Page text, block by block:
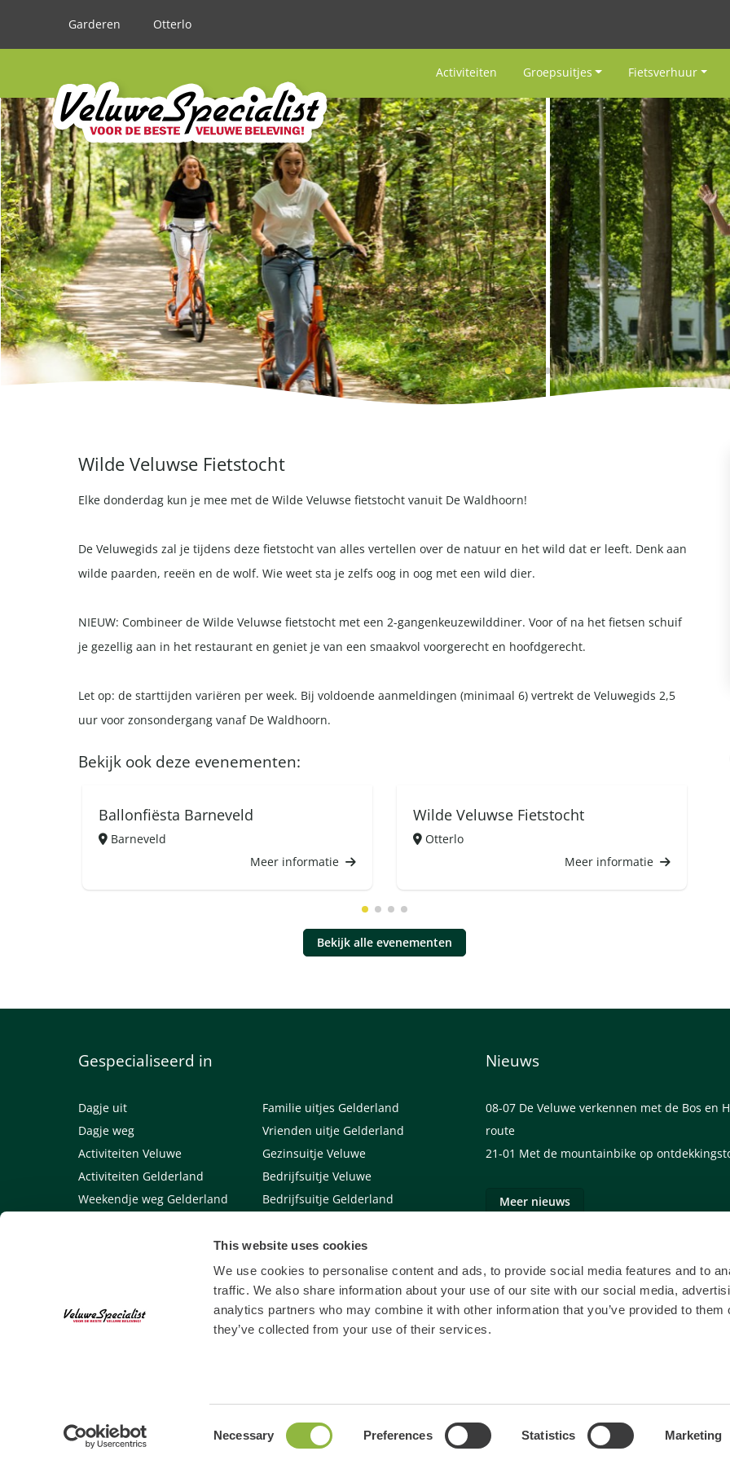
This website uses cookies
We use cookies to personalise content and ads, to provide social media features and to
traffic. We also share information about your use of our site with our social media,
analytics partners who may combine it with other information that you’ve provided to them
they’ve collected from your use of their services.
Necessary Preferences Statistics Marketing
Garderen Otterlo
Activiteiten Groepsuitjes Fietsverhuur
Wilde Veluwse Fietstocht
Elke donderdag kun je mee met de Wilde Veluwse fietstocht vanuit De Waldhoorn!
De Veluwegids zal je tijdens deze fietstocht van alles vertellen over de natuur en het wild dat er leeft. Denk aan
wilde paarden, reeën en de wolf. Wie weet sta je zelfs oog in oog met een wild dier.
NIEUW: Combineer de Wilde Veluwse fietstocht met een 2-gangenkeuzewilddiner. Voor of na het fietsen schuif
je gezellig aan in het restaurant en geniet je van een smaakvol voorgerecht en hoofdgerecht.
Let op: de starttijden variëren per week. Bij voldoende aanmeldingen (minimaal 6) vertrekt de Veluwegids 2,5
uur voor zonsondergang vanaf De Waldhoorn.
Bekijk ook deze evenementen:
Ballonfiësta Barneveld
Barneveld
Meer informatie
Wilde Veluwse Fietstocht
Otterlo
Meer informatie
Bekijk alle evenementen
Gespecialiseerd in
Dagje uit
Dagje weg
Activiteiten Veluwe
Activiteiten Gelderland
Weekendje weg Gelderland
Familie uitjes Gelderland
Vrienden uitje Gelderland
Gezinsuitje Veluwe
Bedrijfsuitje Veluwe
Bedrijfsuitje Gelderland
Nieuws
08-07 De Veluwe verkennen met de Bos en
route
21-01 Met de mountainbike op
Meer nieuws